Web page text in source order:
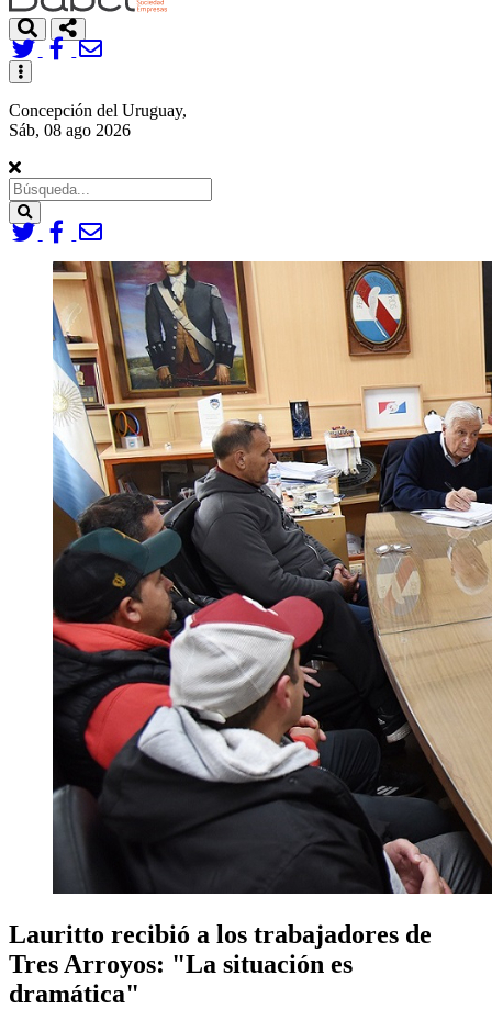
Toggle
navigation
Concepción del Uruguay,
Sáb, 08 ago 2026
Search
Lauritto recibió a los trabajadores de
Tres Arroyos: "La situación es
dramática"